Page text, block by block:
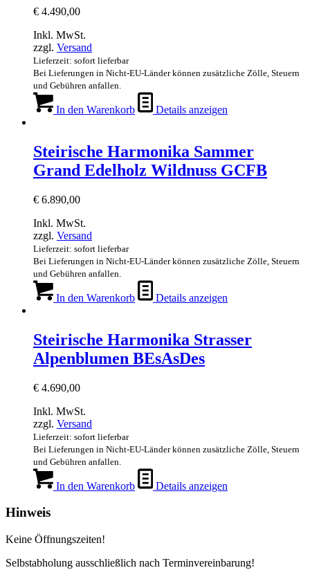
€ 4.490,00
Inkl. MwSt.
zzgl. Versand
Lieferzeit: sofort lieferbar
Bei Lieferungen in Nicht-EU-Länder können zusätzliche Zölle, Steuern
und Gebühren anfallen.
In den Warenkorb Details anzeigen
Steirische Harmonika Sammer
Grand Edelholz Wildnuss GCFB
€ 6.890,00
Inkl. MwSt.
zzgl. Versand
Lieferzeit: sofort lieferbar
Bei Lieferungen in Nicht-EU-Länder können zusätzliche Zölle, Steuern
und Gebühren anfallen.
In den Warenkorb Details anzeigen
Steirische Harmonika Strasser
Alpenblumen BEsAsDes
€ 4.690,00
Inkl. MwSt.
zzgl. Versand
Lieferzeit: sofort lieferbar
Bei Lieferungen in Nicht-EU-Länder können zusätzliche Zölle, Steuern
und Gebühren anfallen.
In den Warenkorb Details anzeigen
Hinweis
Keine Öffnungszeiten!
Selbstabholung ausschließlich nach Terminvereinbarung!